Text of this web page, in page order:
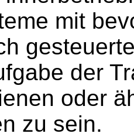
mit
der
oder
zu sein.